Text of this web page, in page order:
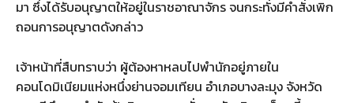
มา ซึ่งได้รับอนุญาตให้อยู่ในราชอาณาจักร จนกระทั่งมีคำสั่งเพิก
ถอนการอนุญาตดังกล่าว
เจ้าหน้าที่สืบทราบว่า ผู้ต้องหาหลบไปพำนักอยู่ภายใน
คอนโดมิเนียมแห่งหนึ่งย่านจอมเทียน อำเภอบางละมุง จังหวัด